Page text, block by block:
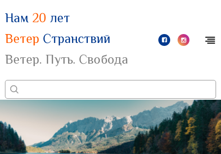
Нам 20 лет
Ветер Странствий
Ветер. Путь. Свобода